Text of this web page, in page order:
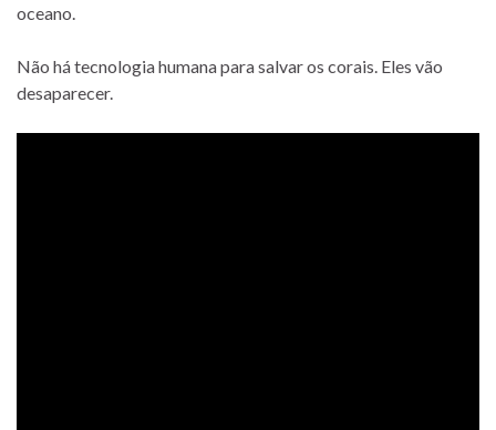
oceano.
Não há tecnologia humana para salvar os corais. Eles vão
desaparecer.